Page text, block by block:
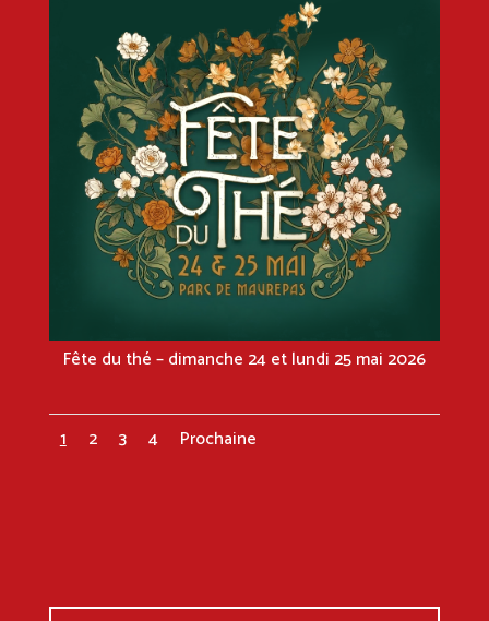
Fête du thé – dimanche 24 et lundi 25 mai 2026
1 2 3 4 Prochaine